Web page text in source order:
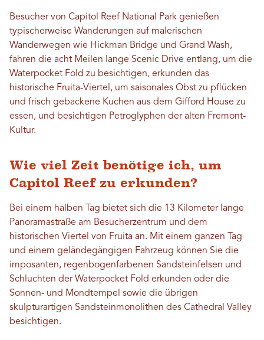
Besucher von Capitol Reef National Park genießen
typischerweise Wanderungen auf malerischen
Wanderwegen wie Hickman Bridge und Grand Wash,
fahren die acht Meilen lange Scenic Drive entlang, um die
Waterpocket Fold zu besichtigen, erkunden das
historische Fruita-Viertel, um saisonales Obst zu pflücken
und frisch gebackene Kuchen aus dem Gifford House zu
essen, und besichtigen Petroglyphen der alten Fremont-
Kultur.
Wie viel Zeit benötige ich, um
Capitol Reef zu erkunden?
Bei einem halben Tag bietet sich die 13 Kilometer lange
Panoramastraße am Besucherzentrum und dem
historischen Viertel von Fruita an. Mit einem ganzen Tag
und einem geländegängigen Fahrzeug können Sie die
imposanten, regenbogenfarbenen Sandsteinfelsen und
Schluchten der Waterpocket Fold erkunden oder die
Sonnen- und Mondtempel sowie die übrigen
skulpturartigen Sandsteinmonolithen des Cathedral Valley
besichtigen.